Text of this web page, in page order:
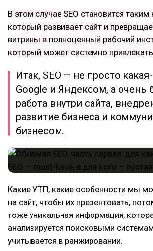
В этом случае SEO становится таким
который развивает сайт и
витрины в полноценный рабочий
который может системно привлекать
Итак, SEO — не просто
Google и Яндексом, а очень
работа внутри сайта,
развитие бизнеса и
бизнесом.
Какие УТП, какие особенности мы
на сайт, чтобы их презентовать,
тоже уникальная информация,
анализируется поисковыми
учитывается в ранжировании.